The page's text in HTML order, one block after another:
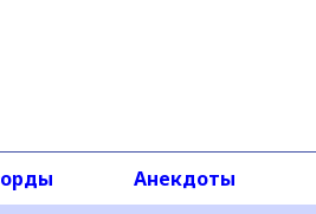
Анекдоты